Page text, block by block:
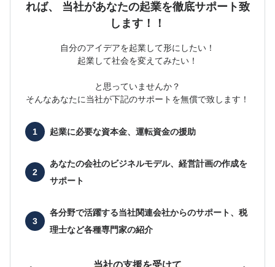
れば、
当社があなたの起業を徹底サポート致
します！！
自分のアイデアを起業して形にしたい！
起業して社会を変えてみたい！
と思っていませんか？
そんなあなたに当社が下記のサポートを無償で致します！
起業に必要な資本金、運転資金の援助
あなたの会社のビジネルモデル、経営計画の作成を
サポート
各分野で活躍する当社関連会社からのサポート、 税
理士など各種専門家の紹介